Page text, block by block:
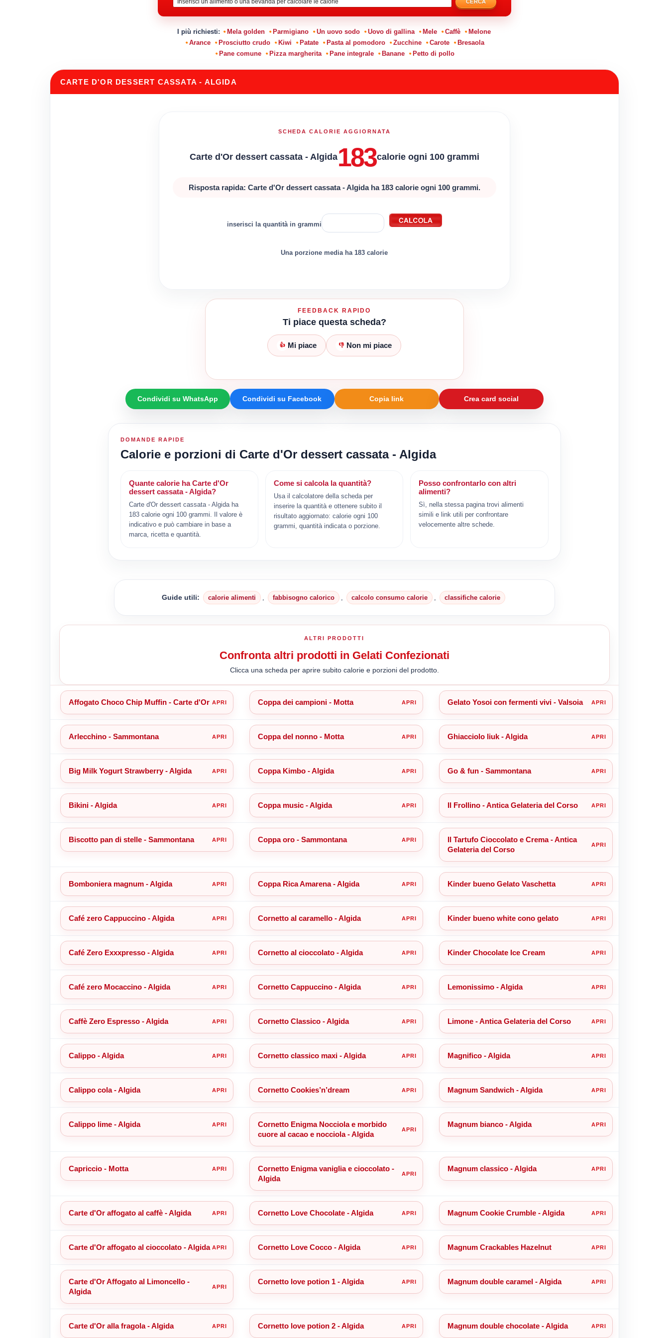
CERCA
I più richiesti: Mela golden Parmigiano Un uovo sodo Uovo di gallina Mele Caffè
Melone
Arance
Prosciutto crudo Kiwi Patate Pasta al pomodoro Zucchine Carote
Bresaola
Pane comune
Pizza margherita Pane integrale Banane Petto di pollo
CARTE D'OR DESSERT CASSATA - ALGIDA
SCHEDA CALORIE AGGIORNATA
Carte d'Or dessert cassata - Algida183calorie ogni 100 grammi
Risposta rapida: Carte d'Or dessert cassata - Algida ha 183 calorie ogni 100 grammi.
inserisci la quantità in grammi
Una porzione media ha 183 calorie
FEEDBACK RAPIDO
Ti piace questa scheda?
👍 Mi piace 👎 Non mi piace
Condividi su WhatsApp Condividi su Facebook Copia link Crea card social
DOMANDE RAPIDE
Calorie e porzioni di Carte d'Or dessert cassata - Algida
Quante calorie ha Carte d'Or
dessert cassata - Algida?
Carte d'Or dessert cassata - Algida ha
183 calorie ogni 100 grammi. Il valore è
indicativo e può cambiare in base a
marca, ricetta e quantità.
Come si calcola la quantità?
Usa il calcolatore della scheda per
inserire la quantità e ottenere subito il
risultato aggiornato: calorie ogni 100
grammi, quantità indicata o porzione.
Posso confrontarlo con altri
alimenti?
Sì, nella stessa pagina trovi alimenti
simili e link utili per confrontare
velocemente altre schede.
Guide utili: calorie alimenti fabbisogno calorico calcolo consumo calorie classifiche calorie
ALTRI PRODOTTI
Confronta altri prodotti in Gelati Confezionati
Clicca una scheda per aprire subito calorie e porzioni del prodotto.
Affogato Choco Chip Muffin - Carte d'Or Coppa dei campioni - Motta Gelato Yosoi con fermenti vivi - Valsoia
Arlecchino - Sammontana Coppa del nonno - Motta Ghiacciolo liuk - Algida
Big Milk Yogurt Strawberry - Algida Coppa Kimbo - Algida Go & fun - Sammontana
Bikini - Algida Coppa music - Algida Il Frollino - Antica Gelateria del Corso
Biscotto pan di stelle - Sammontana Coppa oro - Sammontana
Il Tartufo Cioccolato e Crema - Antica
Gelateria del Corso
Bomboniera magnum - Algida Coppa Rica Amarena - Algida Kinder bueno Gelato Vaschetta
Café zero Cappuccino - Algida Cornetto al caramello - Algida Kinder bueno white cono gelato
Café Zero Exxxpresso - Algida Cornetto al cioccolato - Algida Kinder Chocolate Ice Cream
Café zero Mocaccino - Algida Cornetto Cappuccino - Algida Lemonissimo - Algida
Caffè Zero Espresso - Algida Cornetto Classico - Algida Limone - Antica Gelateria del Corso
Calippo - Algida Cornetto classico maxi - Algida Magnifico - Algida
Calippo cola - Algida Cornetto Cookies’n’dream Magnum Sandwich - Algida
Calippo lime - Algida
Cornetto Enigma Nocciola e morbido
cuore al cacao e nocciola - Algida
Magnum bianco - Algida
Capriccio - Motta
Cornetto Enigma vaniglia e cioccolato -
Algida
Magnum classico - Algida
Carte d'Or affogato al caffè - Algida Cornetto Love Chocolate - Algida Magnum Cookie Crumble - Algida
Carte d'Or affogato al cioccolato - Algida Cornetto Love Cocco - Algida Magnum Crackables Hazelnut
Carte d'Or Affogato al Limoncello -
Algida
Cornetto love potion 1 - Algida Magnum double caramel - Algida
Carte d'Or alla fragola - Algida Cornetto love potion 2 - Algida Magnum double chocolate - Algida